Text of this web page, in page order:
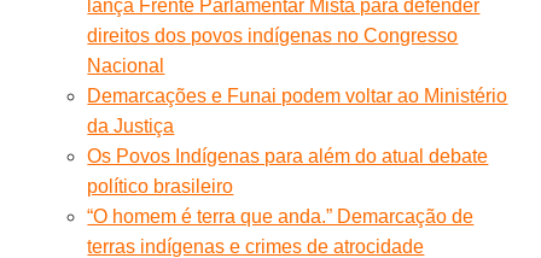
lança Frente Parlamentar Mista para defender
direitos dos povos indígenas no Congresso
Nacional
Demarcações e Funai podem voltar ao Ministério
da Justiça
Os Povos Indígenas para além do atual debate
político brasileiro
“O homem é terra que anda.” Demarcação de
terras indígenas e crimes de atrocidade